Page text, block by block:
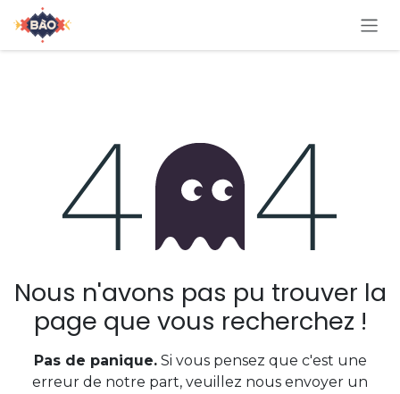
Se rendre au contenu
Erreur 404
Nous n'avons pas pu trouver la
page que vous recherchez !
Pas de panique.Si vous pensez que c'est une
erreur de notre part, veuillez nous envoyer un